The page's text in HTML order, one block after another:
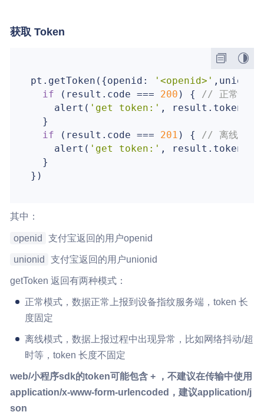
获取 Token
pt.getToken({openid : '<openid>' , unionid
if (result.code === 200 ) { // 正常情况
    alert(
'get token:' , result.token)
  }
if (result.code === 201 ) { // 离线模式
    alert(
'get token:' , result.token)
  }
其中：
openid 支付宝返回的用户openid
unionid 支付宝返回的用户unionid
getToken 返回有两种模式：
正常模式，数据正常上报到设备指纹服务端，token 长
度固定
离线模式，数据上报过程中出现异常，比如网络抖动/超
时等，token 长度不固定
web/小程序sdk的token可能包含 + ，不建议在传输中使用
application/x-www-form-urlencoded，建议application/j
son